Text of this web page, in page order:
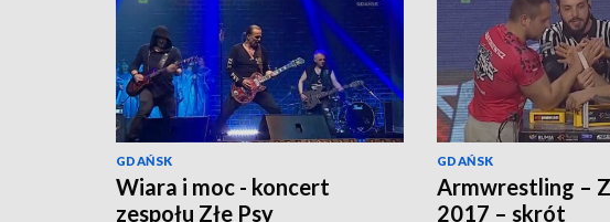
GDAŃSK
Wiara i moc - koncert
zespołu Złe Psy
GDAŃSK
Armwrestling –
2017 – skrót